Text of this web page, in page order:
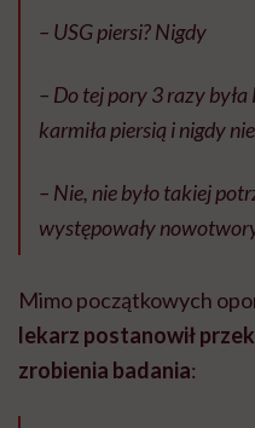
– USG piersi? Nigdy
– Do tej pory 3 razy
karmiła piersią i nigdy
– Nie, nie było takiej
występowały
Mimo początkowych
lekarz postanowił
zrobienia badania: